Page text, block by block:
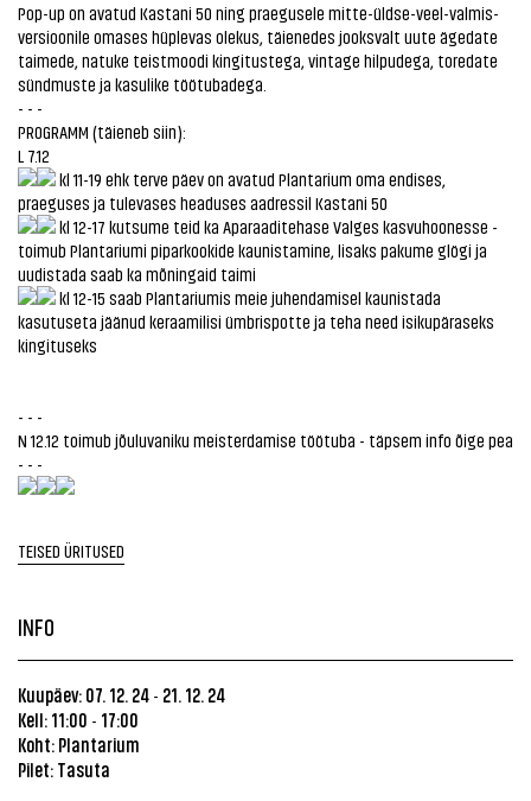
Pop-up on avatud Kastani 50 ning praegusele mitte-üldse-veel-valmis-
versioonile omases hüplevas olekus, täienedes jooksvalt uute ägedate
taimede, natuke teistmoodi kingitustega, vintage hilpudega, toredate
sündmuste ja kasulike töötubadega.
- - -
PROGRAMM (täieneb siin):
L 7.12
kl 11-19 ehk terve päev on avatud Plantarium oma endises,
praeguses ja tulevases headuses aadressil Kastani 50
kl 12-17 kutsume teid ka Aparaaditehase Valges kasvuhoonesse -
toimub Plantariumi piparkookide kaunistamine, lisaks pakume glögi ja
uudistada saab ka mõningaid taimi
kl 12-15 saab Plantariumis meie juhendamisel kaunistada
kasutuseta jäänud keraamilisi ümbrispotte ja teha need isikupäraseks
kingituseks
- - -
N 12.12 toimub jõuluvaniku meisterdamise töötuba - täpsem info õige pea
- - -
TEISED ÜRITUSED
INFO
Kuupäev: 07. 12. 24 - 21. 12. 24
Kell: 11:00 - 17:00
Koht: Plantarium
Pilet: Tasuta